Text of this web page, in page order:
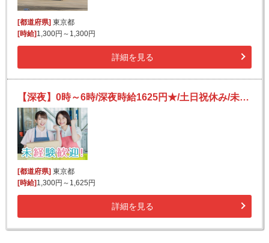
[都道府県]東京都
[時給]1,300円～1,300円
詳細を見る
【深夜】0時～6時/深夜時給1625円★/土日祝休み/未経験OK！/日用品類の仕分け・ラベル貼り
[都道府県] 東京都
[時給] 1,300円～1,625円
詳細を見る